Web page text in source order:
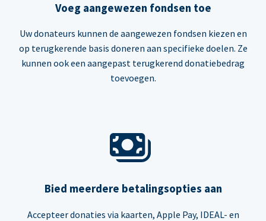
Voeg aangewezen fondsen toe
Uw donateurs kunnen de aangewezen fondsen kiezen en
op terugkerende basis doneren aan specifieke doelen. Ze
kunnen ook een aangepast terugkerend donatiebedrag
toevoegen.
Bied meerdere betalingsopties aan
Accepteer donaties via kaarten, Apple Pay, IDEAL- en